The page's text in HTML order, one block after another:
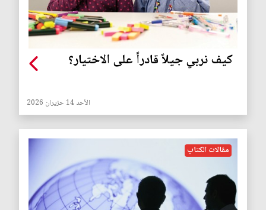
كيف نربي جيلاً قادراً على الاختيار؟
الأحد 14 حزيران 2026
مقالات الكتاب